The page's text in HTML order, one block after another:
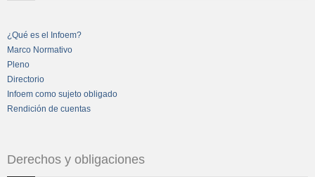
¿Qué es el Infoem?
Marco Normativo
Pleno
Directorio
Infoem como sujeto obligado
Rendición de cuentas
Derechos y obligaciones